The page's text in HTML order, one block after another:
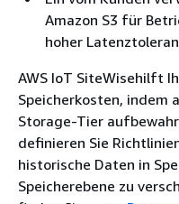
Amazon S3 für
hoher
AWS IoT SiteWisehilft
Speicherkosten, indem
Storage-Tier
definieren Sie
historische Daten in
Speicherebene zu